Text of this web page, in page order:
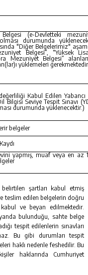
(e-Devletteki
durumunda
"Diğer Belgelerimiz"
Belgesi”, “Yüksek
Mezuniyet Belgesi”
yüklemeleri
Kabul Edilen
Bilgisi Seviye Tespit Sınavı
durumunda yüklenecektir.)
belgeler
yapmış, muaf veya en az
şartları kabul etmiş
teslim edilen belgelerin doğru
ve beyan edilmektedir.
bulunduğu, sahte belge
tespit edilenlerin sınavları
Bu gibi durumları tespit
haklı nedenle feshedilir. Bu
haklarında Cumhuriyet